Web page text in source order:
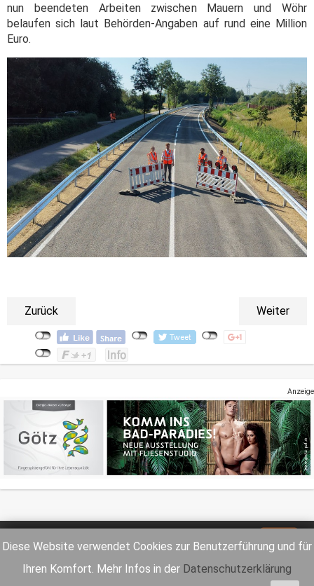
Diese Website verwendet Cookies zur Benutzerführung und für
Ihren Komfort. Mehr Infos in der Datenschutzerklärung
nun beendeten Arbeiten zwischen Mauern und Wöhr
belaufen sich laut Behörden-Angaben auf rund eine Million
Euro.
Zurück Weiter
Anzeige